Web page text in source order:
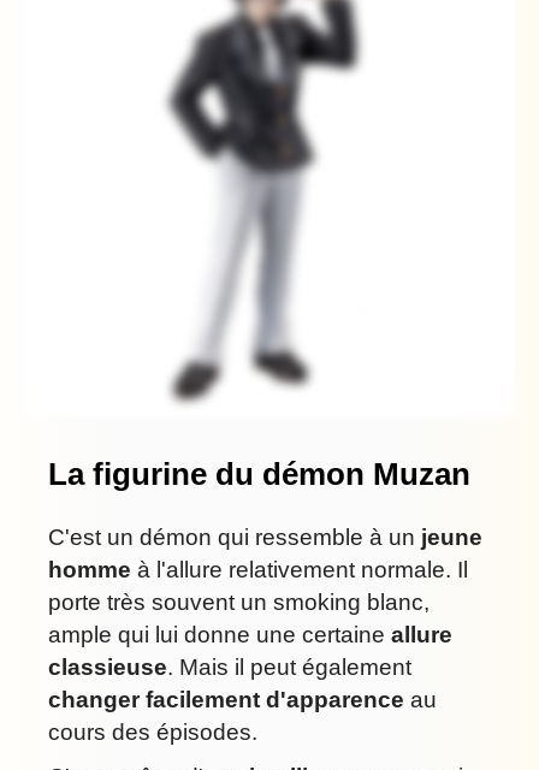
La figurine du démon Muzan
C'est un démon qui ressemble à un jeune
homme à l'allure relativement normale. Il
porte très souvent un smoking blanc,
ample qui lui donne une certaine allure
classieuse. Mais il peut également
changer facilement d'apparence au
cours des épisodes.